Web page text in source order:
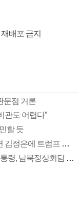
배포 금지
문점 거론
관도 어렵다”
할 듯
“문재인 대통령, 4차 남북 정상회담 열리면 김정은에 트럼프 메시지 전달”
“장소·형식 구애없이 마주앉자” 문재인 대통령, 남북정상회담 추진 공식화